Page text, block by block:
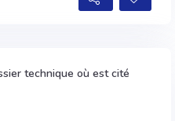
technique où est cité